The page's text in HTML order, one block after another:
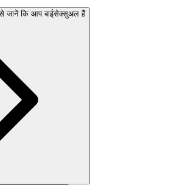
जानें कि आप बाईसेक्सुअल हैं